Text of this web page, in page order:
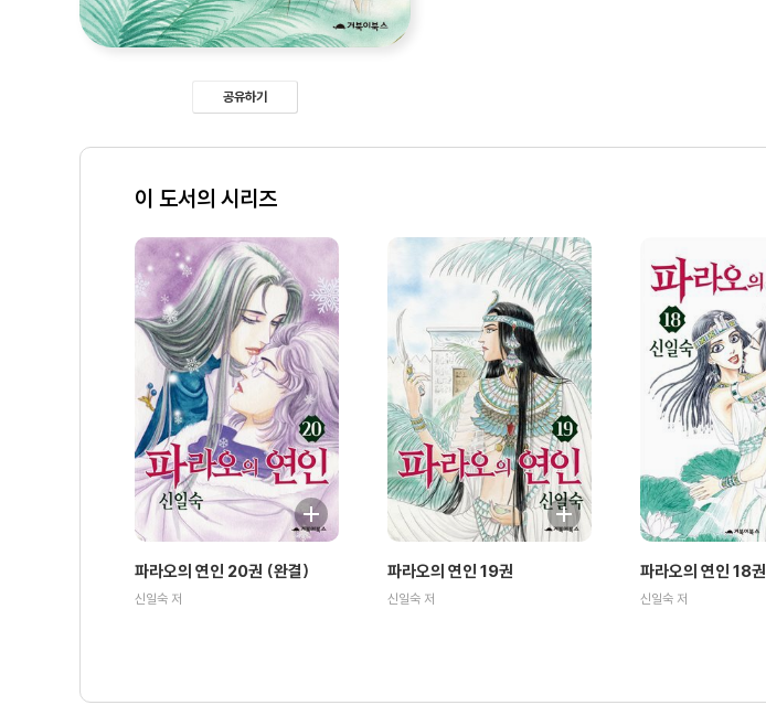
공유하기
이 도서의 시리즈
파라오의 연인 20권 (완결)
신일숙 저
파라오의 연인 19권
신일숙 저
파라오의 연인 18권
신일숙 저